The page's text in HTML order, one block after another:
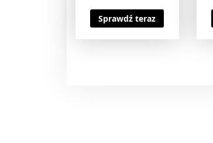
Sprawdź teraz